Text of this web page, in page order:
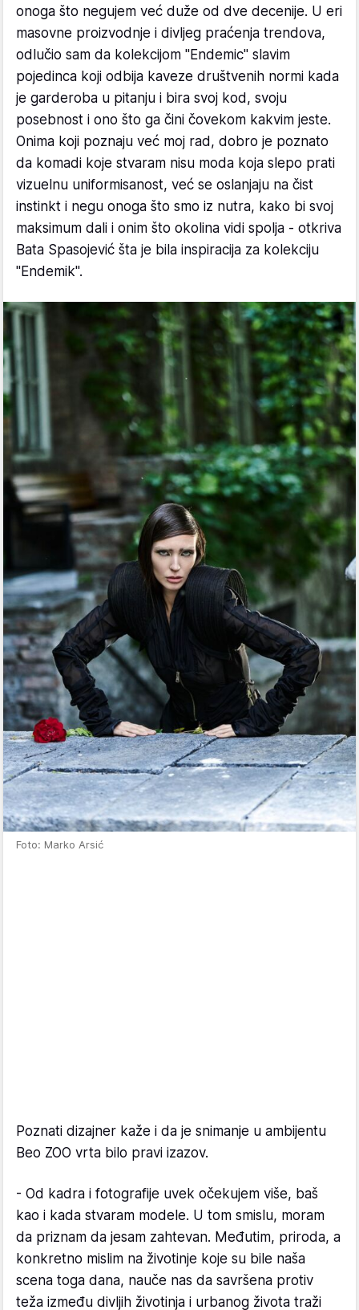
onoga što negujem već duže od dve decenije. U eri
masovne proizvodnje i divljeg praćenja trendova,
odlučio sam da kolekcijom "Endemic" slavim
pojedinca koji odbija kaveze društvenih normi kada
je garderoba u pitanju i bira svoj kod, svoju
posebnost i ono što ga čini čovekom kakvim jeste.
Onima koji poznaju već moj rad, dobro je poznato
da komadi koje stvaram nisu moda koja slepo prati
vizuelnu uniformisanost, već se oslanjaju na čist
instinkt i negu onoga što smo iz nutra, kako bi svoj
maksimum dali i onim što okolina vidi spolja - otkriva
Bata Spasojević šta je bila inspiracija za kolekciju
"Endemik".
Foto: Marko Arsić
Poznati dizajner kaže i da je snimanje u ambijentu
Beo ZOO vrta bilo pravi izazov.
- Od kadra i fotografije uvek očekujem više, baš
kao i kada stvaram modele. U tom smislu, moram
da priznam da jesam zahtevan. Međutim, priroda, a
konkretno mislim na životinje koje su bile naša
scena toga dana, nauče nas da savršena protiv
teža između divljih životinja i urbanog života traži